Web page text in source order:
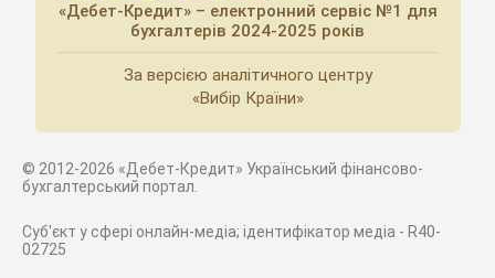
«Дебет-Кредит» – електронний сервіс №1 для
бухгалтерів 2024-2025 років
За версією аналітичного центру
«Вибір Країни»
© 2012-2026 «Дебет-Кредит» Український фінансово-
бухгалтерський портал.
Суб'єкт у сфері онлайн-медіа; ідентифікатор медіа - R40-
02725